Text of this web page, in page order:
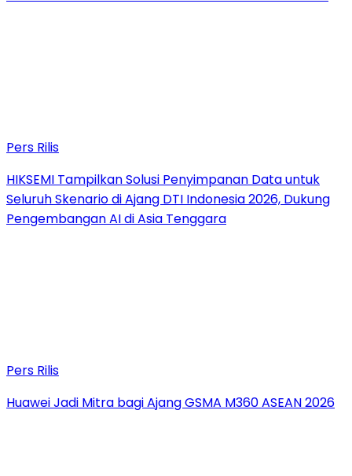
Pers Rilis
HIKSEMI Tampilkan Solusi Penyimpanan Data untuk
Seluruh Skenario di Ajang DTI Indonesia 2026, Dukung
Pengembangan AI di Asia Tenggara
Pers Rilis
Huawei Jadi Mitra bagi Ajang GSMA M360 ASEAN 2026